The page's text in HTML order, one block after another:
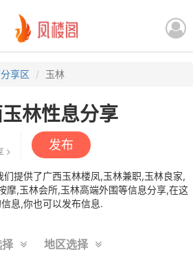
享区 玉林
林性息分享
发布
提供了广西玉林楼凤,玉林兼职,玉林良家,
摩,玉林会所,玉林高端外围等信息分享,在这
息,你也可以发布信息.
地区选择